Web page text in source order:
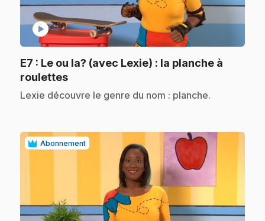
play_circle
E7 : Le ou la? (avec Lexie) : la planche à
roulettes.
.Lexie découvre le genre du nom : planche.
Abonnement